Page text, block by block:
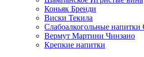
Коньяк Бренди
Виски Текила
Слабоалкогольные напитки
Вермут Мартини Чинзано
Крепкие напитки